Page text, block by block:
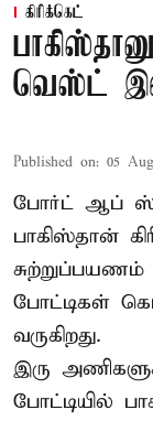
கிரிக்கெட்
வெஸ்ட்
Published on: 05
போர்ட் ஆப்
பாகிஸ்தான்
போட்டிகள்
வருகிறது.
இரு
போட்டியில்